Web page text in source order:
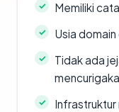
Memiliki
Usia domain
Tidak ada